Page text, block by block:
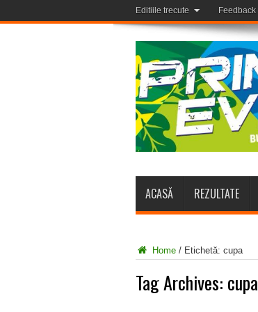
Editiile trecute Feedback
ACASĂ REZULTATE
Home / Etichetă: cupa
Tag Archives: cupa